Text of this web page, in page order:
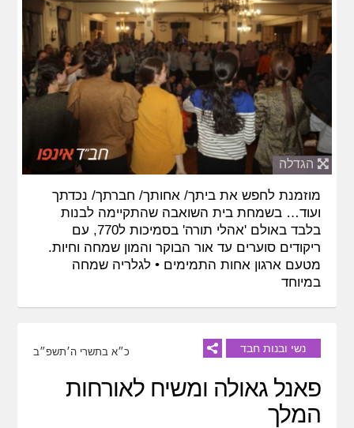
הגדלה
מוזמנת לחפש את ביתך/ אחותך/ חברתך/ נכדתך
ועוד… בשמחת בית השואבה שהתקיימה לבנות
בלבד באולם 'אהלי תורה' בסמיכות ל770, עם
ריקודים סוערים עד אור הבוקר והמון שמחה וחיות.
מטעם ארגון אחות התמימים •לגלריה שמחה
במיוחד
נשי ובנות חבד כ״א בתשרי ה׳תשפ״ב
פאנל גאולה ומשיח לאורחות
המלך